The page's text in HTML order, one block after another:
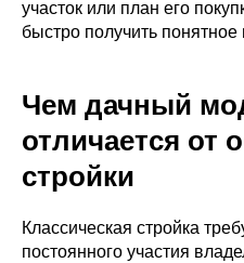
участок или план его
быстро получить
Чем дачный
отличается от
стройки
Классическая стройка
постоянного участия